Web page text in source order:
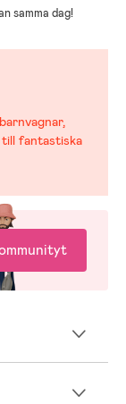
samma dag!
fantastiska